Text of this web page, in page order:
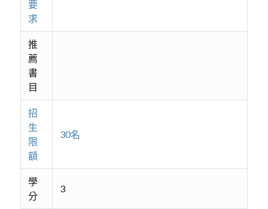
要
求
推
薦
書
目
招
生
限
額
30名
學
分
3